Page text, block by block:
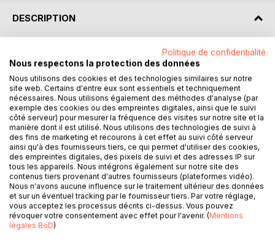
DESCRIPTION
LANET. Petit village des Hautes-Corbières, niché dans un
coude de la rivière Orbieu. De grandes familles
seigneuriales du Languedoc y élurent domicile par le passé
: la famille des Seigneurs de Termes, la famille Darse, la
famille de Grave, la famille Dauceresses. Quelques années
avant la Révolution, le seigneur de l'époque, fort endetté,
choisit de marier une de ses filles à l'héritier d'une famille
roturière de Bugarach, Jean Barthe. Ce dernier ne pourra
accéder à la noblesse, la Révolution ayant fait son oeuvre.
Jean Barthe était mon ancêtre. C'est ainsi que fut transmis
dans notre famille, de génération en génération, l'imposant
Fonds des Seigneurs de Lanet.
Dans le premier tome, nous proposions une approche
historique et généalogique à partir de l'ensemble des
documents.
Politique de confidentialité
Nous respectons la protection des données
Nous utilisons des cookies et des technologies similaires sur notre
site web. Certains d'entre eux sont essentiels et techniquement
nécessaires. Nous utilisons également des méthodes d'analyse (par
exemple des cookies ou des empreintes digitales, ainsi que le suivi
côté serveur) pour mesurer la fréquence des visites sur notre site et la
manière dont il est utilisé. Nous utilisons des technologies de suivi à
des fins de marketing et recourons à cet effet au suivi côté serveur
ainsi qu'à des fournisseurs tiers, ce qui permet d'utiliser des cookies,
des empreintes digitales, des pixels de suivi et des adresses IP sur
tous les appareils. Nous intégrons également sur notre site des
contenus tiers provenant d'autres fournisseurs (plateformes vidéo).
Nous n'avons aucune influence sur le traitement ultérieur des données
et sur un éventuel tracking par le fournisseur tiers. Par votre réglage,
vous acceptez les processus décrits ci-dessus. Vous pouvez
révoquer votre consentement avec effet pour l'avenir. (Mentions
légales BoD)